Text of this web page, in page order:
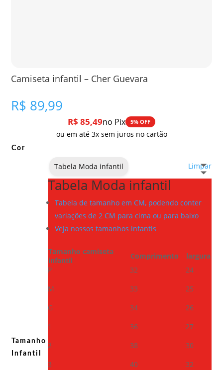
Camiseta infantil – Cher Guevara
R$ 89,99
R$ 85,49no Pix 5% OFF
ou em até 3x sem juros no cartão
Cor
Tamanho
Infantil
Limpar
Tabela Moda infantil
Tabela Moda infantil
Tabela de tamanho em CM, podendo conter
variações de 2 CM para cima ou para baixo
Veja nossos tamanhos infantis
Tamanho camiseta
infantil
Comprimento
largura
P
32
24
M
33
25
G
34
26
1
36
27
2
38
30
3
40
32